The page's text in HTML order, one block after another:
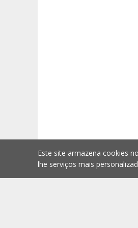
Este site armazena cookies
lhe serviços mais